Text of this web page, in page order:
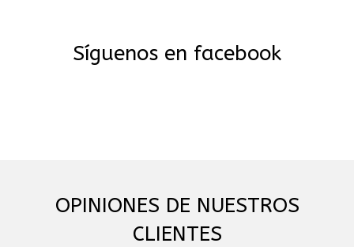
Síguenos en facebook
OPINIONES DE NUESTROS
CLIENTES